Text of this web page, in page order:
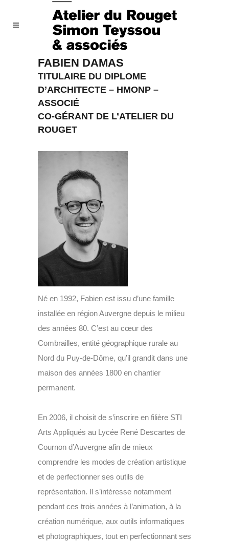
FABIEN DAMAS
TITULAIRE DU DIPLOME
D’ARCHITECTE – HMONP –
ASSOCIÉ
CO-GÉRANT DE L’ATELIER DU
ROUGET
Né en 1992, Fabien est issu d’une famille
installée en région Auvergne depuis le milieu
des années 80. C’est au cœur des
Combrailles, entité géographique rurale au
Nord du Puy-de-Dôme, qu’il grandit dans une
maison des années 1800 en chantier
permanent.
En 2006, il choisit de s’inscrire en filière STI
Arts Appliqués au Lycée René Descartes de
Cournon d’Auvergne afin de mieux
comprendre les modes de création artistique
et de perfectionner ses outils de
représentation. Il s’intéresse notamment
pendant ces trois années à l’animation, à la
création numérique, aux outils informatiques
et photographiques, tout en perfectionnant ses